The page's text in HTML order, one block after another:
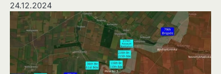
24.12.2024